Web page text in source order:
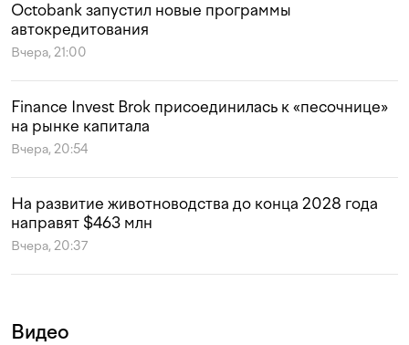
Octobank запустил новые программы
автокредитования
Вчера, 21:00
Finance Invest Brok присоединилась к «песочнице»
на рынке капитала
Вчера, 20:54
На развитие животноводства до конца 2028 года
направят $463 млн
Вчера, 20:37
Видео